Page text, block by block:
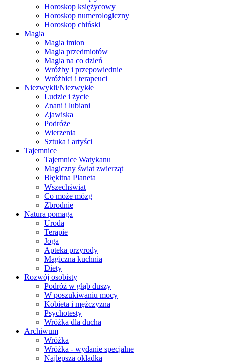
Horoskop księżycowy
Horoskop numerologiczny
Horoskop chiński
Magia
Magia imion
Magia przedmiotów
Magia na co dzień
Wróżby i przepowiednie
Wróżbici i terapeuci
Niezwykli/Niezwykłe
Ludzie i życie
Znani i lubiani
Zjawiska
Podróże
Wierzenia
Sztuka i artyści
Tajemnice
Tajemnice Watykanu
Magiczny świat zwierząt
Błękitna Planeta
Wszechświat
Co może mózg
Zbrodnie
Natura pomaga
Uroda
Terapie
Joga
Apteka przyrody
Magiczna kuchnia
Diety
Rozwój osobisty
Podróż w głąb duszy
W poszukiwaniu mocy
Kobieta i mężczyzna
Psychotesty
Wróżka dla ducha
Archiwum
Wróżka
Wróżka - wydanie specjalne
Najlepsza okładka